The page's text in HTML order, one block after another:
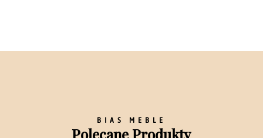
BIAS MEBLE
Polecane Produkty